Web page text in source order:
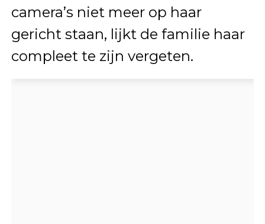
camera’s niet meer op haar
gericht staan, lijkt de familie haar
compleet te zijn vergeten.